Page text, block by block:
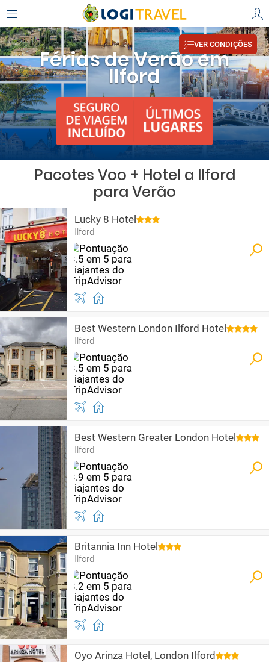
Férias de Verão em
Ilford
VER CONDIÇÕES
Pacotes Voo + Hotel a Ilford
para Verão
Lucky 8 Hotel
Ilford
Best Western London Ilford Hotel
Ilford
Best Western Greater London Hotel
Ilford
Britannia Inn Hotel
Ilford
Oyo Arinza Hotel, London Ilford